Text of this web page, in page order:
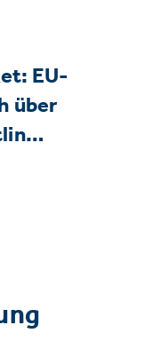
EU-
über